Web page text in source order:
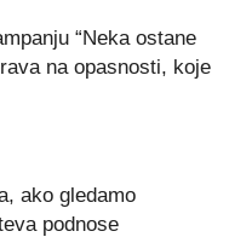
“Neka ostane
na opasnosti, koje
ako gledamo
podnose